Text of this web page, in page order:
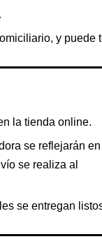
y puede
la tienda online.
se reflejarán
se realiza al
se entregan